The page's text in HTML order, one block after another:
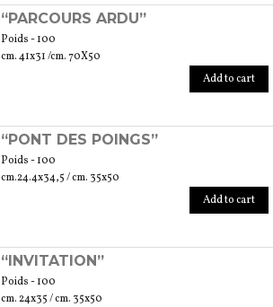
“PARCOURS ARDU”
Poids - 100
cm. 41x31 /cm. 70X50
Add to cart
“PONT DES POINGS”
Poids - 100
cm.24.4x34,5 / cm. 35x50
Add to cart
“INVITATION”
Poids - 100
cm. 24x35 / cm. 35x50